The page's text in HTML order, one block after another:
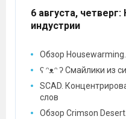
6 августа, четверг:
индустрии
Обзор
ʕ ᵔᴥᵔ ʔ Смайлики из
SCAD.
слов
Обзор Crimson